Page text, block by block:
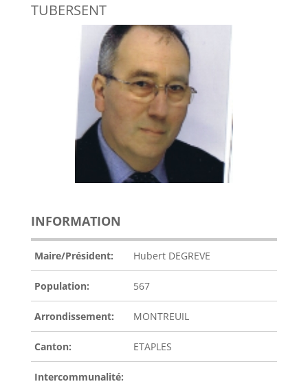
TUBERSENT
INFORMATION
Maire/Président: Hubert DEGREVE
Population: 567
Arrondissement: MONTREUIL
Canton: ETAPLES
Intercommunalité: